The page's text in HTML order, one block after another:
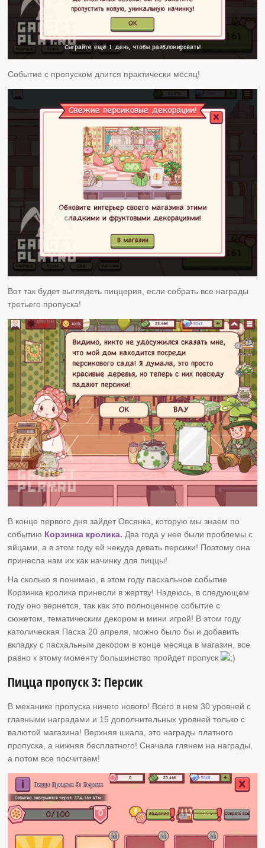
Событие с пропуском длится практически месяц!
Вот так будет выглядеть пиццерия, если собрать все награды
третьего пропуска!
В конце первого дня зайдет Овсянка, которую мы знаем по
событию Корзинка кролика. Два года у нее были проблемы с
яйцами, а в этом году ей некуда девать персики! Поэтому она
принесла нам их как начинку для пиццы!
На сколько я понимаю, в этом году пасхальное событие
Корзинка кролика принесли в жертву! Надеюсь, в следующем
году оно вернется, так как это полноценное событие с
сюжетом, тематическим декором и мини игрой! В этом году
католическая Пасха 20 апреля, можно было бы и добавить
вкладку с пасхальным декором в конце месяца в магазин, все
равно к этому моменту большинство пройдет пропуск
Пицца пропуск 3: Персик
В механике пропуска ничего нового! Всего в нем 30 уровней с
главными наградами и 15 дополнительных уровней только с
валютой магазина! Верхняя шкала, это награды платного
пропуска, а нижняя бесплатного! Сначала глянем на награды,
а потом все посчитаем!